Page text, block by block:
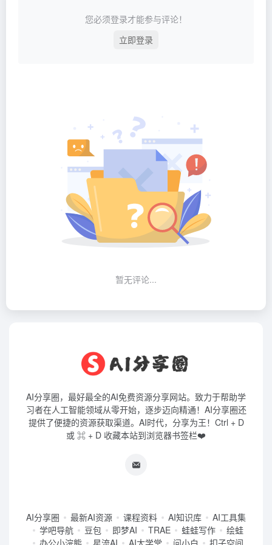
您必须登录才能参与评论！
立即登录
暂无评论...
AI分享圈，最好最全的AI免费资源分享网站。致力于帮助学
习者在人工智能领域从零开始，逐步迈向精通！AI分享圈还
提供了便捷的资源获取渠道。AI时代，分享为王！Ctrl + D
或 ⌘ + D 收藏本站到浏览器书签栏❤️
AI分享圈 最新AI资源 课程资料 AI知识库
AI工具集
学吧导航
豆包 即梦AI TRAE 蛙蛙写作
绘蛙
办公小浣熊
星流AI AI大学堂 问小白 扣子空间